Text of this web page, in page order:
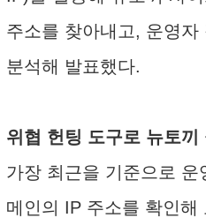
주소를 찾아내고, 운영
분석해 발표했다.
위협 헌팅 도구로 뉴토끼
가장 최근을 기준으로 운
메인의 IP 주소를 확인해